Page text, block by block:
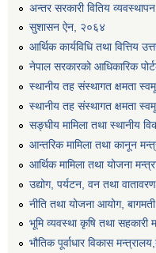
अन्तर सरकारी वितिय
सुशासन ऐन, २०६४
आर्थिक कार्यविधि तथा वित्तिय
नेपाल सरकारको आधिकारिक
स्थानीय तह संस्थागत क्षमता
स्थानीय तह संस्थागत क्षमता
सङ्घीय मामिला तथा स्थानीय
आन्तरिक मामिला तथा कानून
आर्थिक मामिला तथा योजना
उद्योग, पर्यटन, वन तथा
नीति तथा योजना आयोग,
भूमि व्यवस्था कृषि तथा सहकारी
भौतिक पूर्वाधार विकास